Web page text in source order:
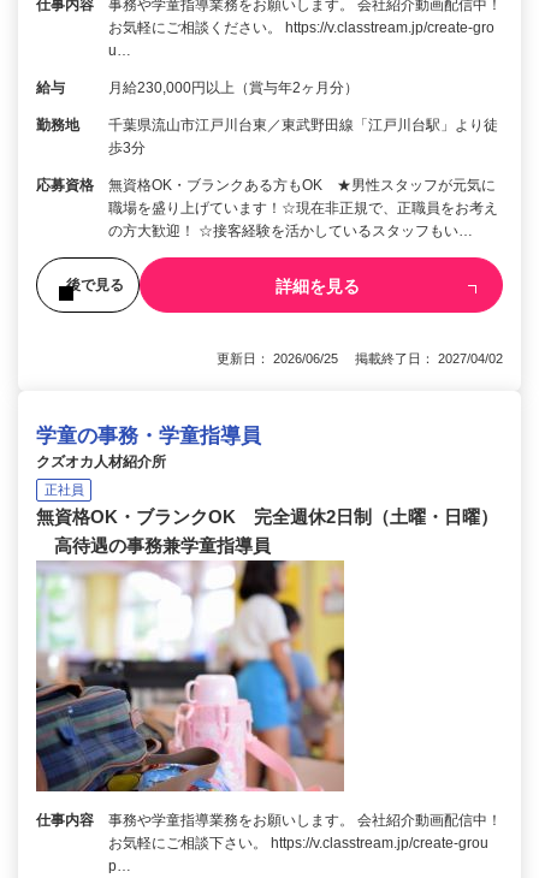
仕事内容
事務や学童指導業務をお願いします。 会社紹介動画配信中！
お気軽にご相談ください。 https://v.classtream.jp/create-gro
u…
給与 月給230,000円以上（賞与年2ヶ月分）
勤務地
千葉県流山市江戸川台東／東武野田線「江戸川台駅」より徒
歩3分
応募資格
無資格OK・ブランクある方もOK ★男性スタッフが元気に
職場を盛り上げています！☆現在非正規で、正職員をお考え
の方大歓迎！ ☆接客経験を活かしているスタッフもい…
後で見る 詳細を見る
更新日： 2026/06/25 掲載終了日： 2027/04/02
学童の事務・学童指導員
クズオカ人材紹介所
正社員
無資格OK・ブランクOK 完全週休2日制（土曜・日曜）
高待遇の事務兼学童指導員
仕事内容
事務や学童指導業務をお願いします。 会社紹介動画配信中！
お気軽にご相談下さい。 https://v.classtream.jp/create-grou
p…